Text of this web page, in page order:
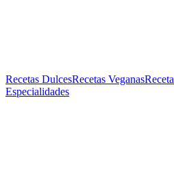
Recetas DulcesRecetas Veganas
Especialidades